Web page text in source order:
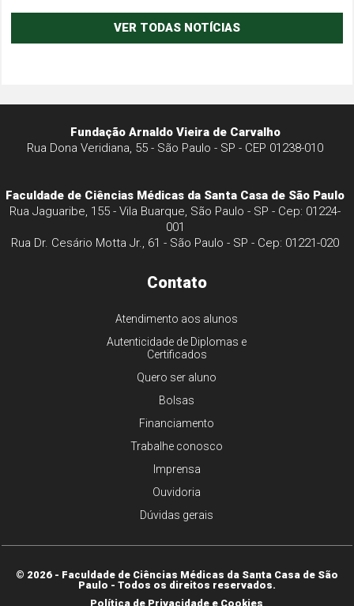
VER TODAS NOTÍCIAS
Fundação Arnaldo Vieira de Carvalho
Rua Dona Veridiana, 55 - São Paulo - SP - CEP 01238-010
Faculdade de Ciências Médicas da Santa Casa de São Paulo
Rua Jaguaribe, 155 - Vila Buarque, São Paulo - SP - Cep: 01224-
001
Rua Dr. Cesário Motta Jr., 61 - São Paulo - SP - Cep: 01221-020
Contato
Atendimento aos alunos
Autenticidade de Diplomas e
Certificados
Quero ser aluno
Bolsas
Financiamento
Trabalhe conosco
Imprensa
Ouvidoria
Dúvidas gerais
© 2026 - Faculdade de Ciências Médicas da Santa Casa de São
Paulo - Todos os direitos reservados.
Política de Privacidade e Cookies